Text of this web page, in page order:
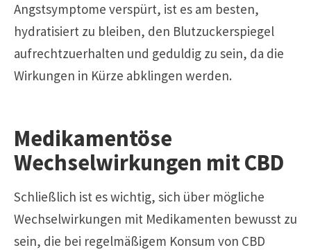
Angstsymptome verspürt, ist es am besten,
hydratisiert zu bleiben, den Blutzuckerspiegel
aufrechtzuerhalten und geduldig zu sein, da die
Wirkungen in Kürze abklingen werden.
Medikamentöse
Wechselwirkungen mit CBD
Schließlich ist es wichtig, sich über mögliche
Wechselwirkungen mit Medikamenten bewusst zu
sein, die bei regelmäßigem Konsum von CBD